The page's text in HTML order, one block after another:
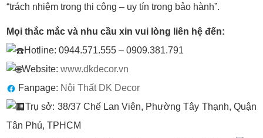
“trách nhiệm trong thi công – uy tín trong bảo hành”.
Mọi thắc mắc và nhu cầu xin vui lòng liên hệ đến:
Hotline: 0944.571.555 – 0909.381.791
Website:www.dkdecor.vn
Fanpage: Nội Thất DK Decor
Trụ sở: 38/37 Chế Lan Viên, Phường Tây Thạnh, Quận
Tân Phú, TPHCM